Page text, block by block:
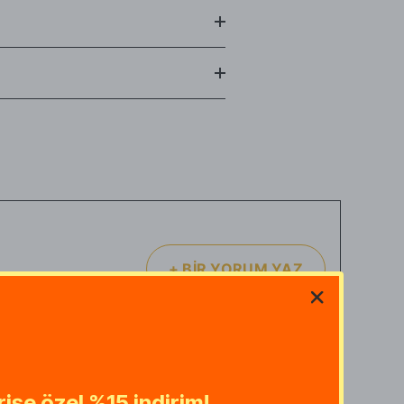
paketi açılmamış olarak, alıcı
+BİR YORUM YAZ